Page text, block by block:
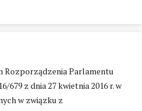
Rozporządzenia Parlamentu
679 z dnia 27 kwietnia 2016 r. w
w związku z